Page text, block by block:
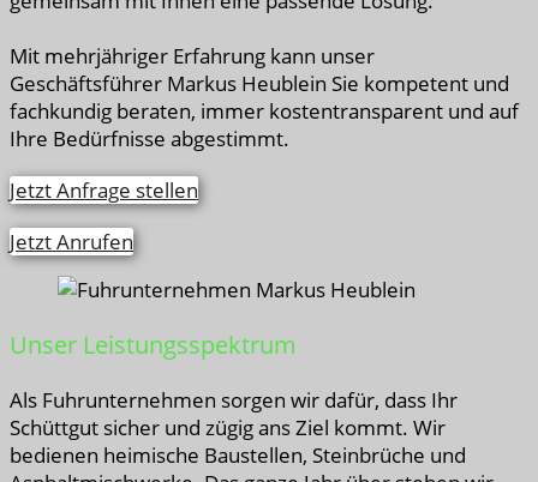
Mit mehrjähriger Erfahrung kann unser
Geschäftsführer Markus Heublein Sie kompetent und
fachkundig beraten, immer kostentransparent und auf
Ihre Bedürfnisse abgestimmt.
Jetzt Anfrage stellen
Jetzt Anrufen
Unser Leistungsspektrum
Als Fuhrunternehmen sorgen wir dafür, dass Ihr
Schüttgut sicher und zügig ans Ziel kommt. Wir
bedienen heimische Baustellen, Steinbrüche und